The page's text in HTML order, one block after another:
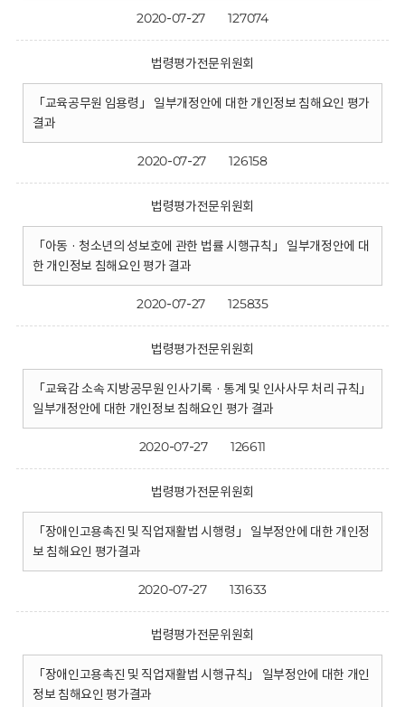
2020-07-27 127074
법령평가전문위원회
「교육공무원 임용령」 일부개정안에 대한 개인정보 침해요인 평가
결과
2020-07-27 126158
법령평가전문위원회
「아동 · 청소년의 성보호에 관한 법률 시행규칙」 일부개정안에 대
한 개인정보 침해요인 평가 결과
2020-07-27 125835
법령평가전문위원회
「교육감 소속 지방공무원 인사기록 · 통계 및 인사사무 처리 규칙」
일부개정안에 대한 개인정보 침해요인 평가 결과
2020-07-27 126611
법령평가전문위원회
「장애인고용촉진 및 직업재활법 시행령」 일부정안에 대한 개인정
보 침해요인 평가결과
2020-07-27 131633
법령평가전문위원회
「장애인고용촉진 및 직업재활법 시행규칙」 일부정안에 대한 개인
정보 침해요인 평가결과